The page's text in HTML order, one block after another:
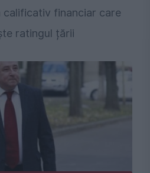
calificativ financiar care
ratingul țării